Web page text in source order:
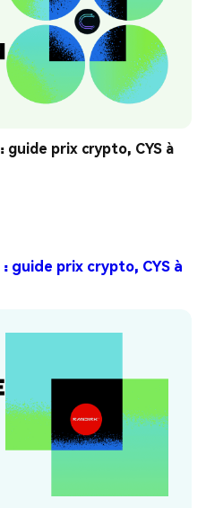
guide prix crypto, CYS à
: guide prix crypto, CYS à